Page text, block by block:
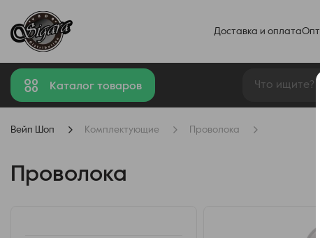
Доставка и оплатаОпт
Каталог товаров
Вейп Шоп Комплектующие Проволока
Проволока